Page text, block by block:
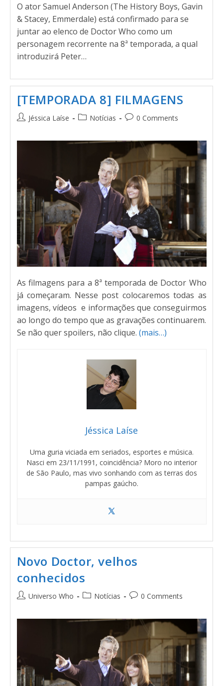
O ator Samuel Anderson (The History Boys, Gavin
& Stacey, Emmerdale) está confirmado para se
juntar ao elenco de Doctor Who como um
personagem recorrente na 8ª temporada, a qual
introduzirá Peter…
[TEMPORADA 8] FILMAGENS
Jéssica Laíse Notícias 0 Comments
As filmagens para a 8ª temporada de Doctor Who
já começaram. Nesse post colocaremos todas as
imagens, vídeos e informações que conseguirmos
ao longo do tempo que as gravações continuarem.
Se não quer spoilers, não clique. (mais…)
Jéssica Laíse
Uma guria viciada em seriados, esportes e música.
Nasci em 23/11/1991, coincidência? Moro no interior
de São Paulo, mas vivo sonhando com as terras dos
pampas gaúcho.
Novo Doctor, velhos
conhecidos
Universo Who Notícias 0 Comments